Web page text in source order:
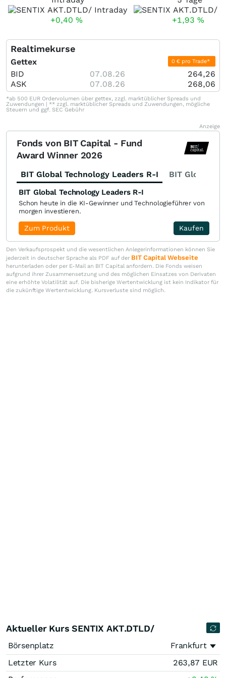
+0,40 % +1,93 %
Realtimekurse
Gettex 0 € pro Trade*
BID 07.08.26
264,26
ASK
07.08.26 268,06
*ab 500 EUR Ordervolumen über gettex, zzgl. marktüblicher Spreads und
Zuwendungen | ** zzgl. marktüblicher Spreads und Zuwendungen, mögliche
Steuern und ggf. SEC Gebühr
Anzeige
Fonds von BIT Capital - Fund
Award Winner 2026
BIT Global Technology Leaders R-I BIT Global
BIT Global Technology Leaders R-I
Schon heute in die KI-Gewinner und Technologieführer von
morgen investieren.
Kaufen
Zum Produkt
Den Verkaufsprospekt und die wesentlichen Anlegerinformationen können Sie
jederzeit in deutscher Sprache als PDF auf der BIT Capital Webseite
herunterladen oder per E-Mail an BIT Capital anfordern. Die Fonds weisen
aufgrund ihrer Zusammensetzung und des möglichen Einsatzes von Derivaten
eine erhöhte Volatilität auf. Die bisherige Wertentwicklung ist kein Indikator für
die zukünftige Wertentwicklung. Kursverluste sind möglich.
Aktueller Kurs SENTIX AKT.DTLD/
Börsenplatz
Frankfurt
Letzter Kurs
263,87 EUR